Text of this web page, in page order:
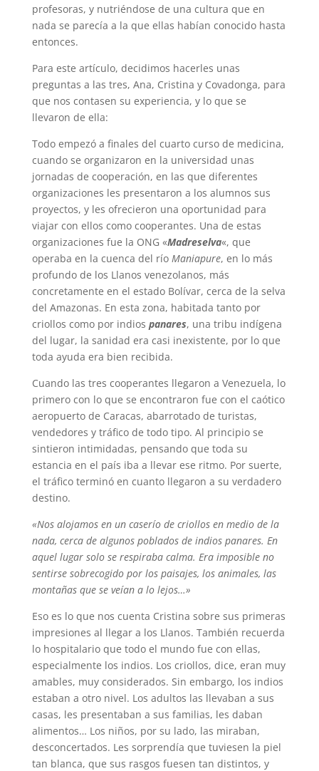
profesoras, y nutriéndose de una cultura que en
nada se parecía a la que ellas habían conocido hasta
entonces.
Para este artículo, decidimos hacerles unas
preguntas a las tres, Ana, Cristina y Covadonga, para
que nos contasen su experiencia, y lo que se
llevaron de ella:
Todo empezó a finales del cuarto curso de medicina,
cuando se organizaron en la universidad unas
jornadas de cooperación, en las que diferentes
organizaciones les presentaron a los alumnos sus
proyectos, y les ofrecieron una oportunidad para
viajar con ellos como cooperantes. Una de estas
organizaciones fue la ONG «Madreselva«, que
operaba en la cuenca del río Maniapure, en lo más
profundo de los Llanos venezolanos, más
concretamente en el estado Bolívar, cerca de la selva
del Amazonas. En esta zona, habitada tanto por
criollos como por indios panares, una tribu indígena
del lugar, la sanidad era casi inexistente, por lo que
toda ayuda era bien recibida.
Cuando las tres cooperantes llegaron a Venezuela, lo
primero con lo que se encontraron fue con el caótico
aeropuerto de Caracas, abarrotado de turistas,
vendedores y tráfico de todo tipo. Al principio se
sintieron intimidadas, pensando que toda su
estancia en el país iba a llevar ese ritmo. Por suerte,
el tráfico terminó en cuanto llegaron a su verdadero
destino.
«Nos alojamos en un caserío de criollos en medio de la
nada, cerca de algunos poblados de indios panares. En
aquel lugar solo se respiraba calma. Era imposible no
sentirse sobrecogido por los paisajes, los animales, las
montañas que se veían a lo lejos…»
Eso es lo que nos cuenta Cristina sobre sus primeras
impresiones al llegar a los Llanos. También recuerda
lo hospitalario que todo el mundo fue con ellas,
especialmente los indios. Los criollos, dice, eran muy
amables, muy considerados. Sin embargo, los indios
estaban a otro nivel. Los adultos las llevaban a sus
casas, les presentaban a sus familias, les daban
alimentos… Los niños, por su lado, las miraban,
desconcertados. Les sorprendía que tuviesen la piel
tan blanca, que sus rasgos fuesen tan distintos, y